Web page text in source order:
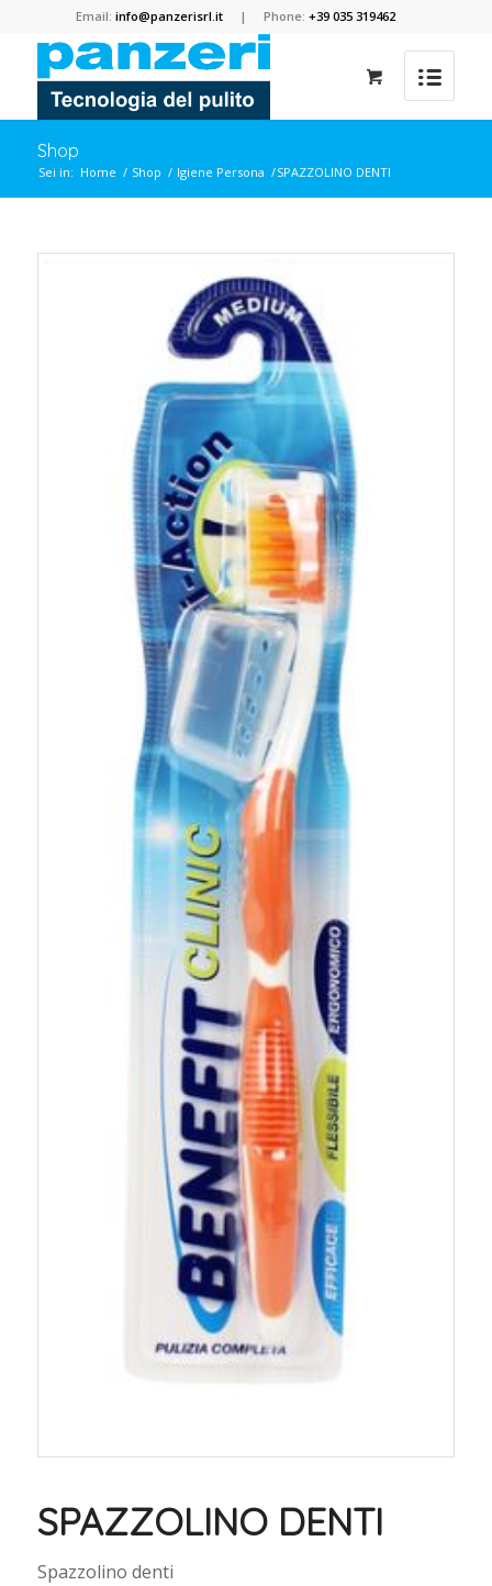
Email:info@panzerisrl.it | Phone:+39 035 319462
Shop
Sei in: Home / Shop / Igiene Persona /SPAZZOLINO DENTI
SPAZZOLINO DENTI
Spazzolino denti